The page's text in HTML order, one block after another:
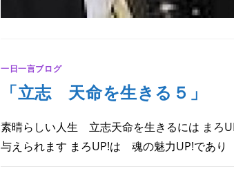
一日一言ブログ
「立志 天命を生きる５」
素晴らしい人生 立志天命を生きるには ま
与えられます まろUP!は 魂の魅力UP!であ